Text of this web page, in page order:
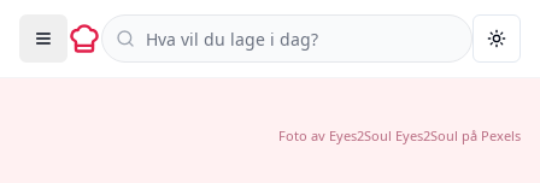
Søk i oppskrifter
Foto av Eyes2Soul Eyes2Soul på Pexels